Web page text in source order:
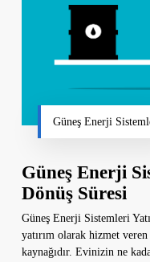
Güneş Enerji
Güneş Enerji
Dönüş Süresi
Güneş Enerji Sistemleri
yatırım olarak hizmet
kaynağıdır. Evinizin ne